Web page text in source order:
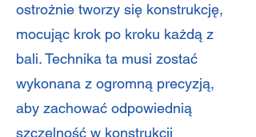
ostrożnie tworzy się konstrukcję,
mocując krok po kroku każdą z
bali. Technika ta musi zostać
wykonana z ogromną precyzją,
aby zachować odpowiednią
szczelność w konstrukcji